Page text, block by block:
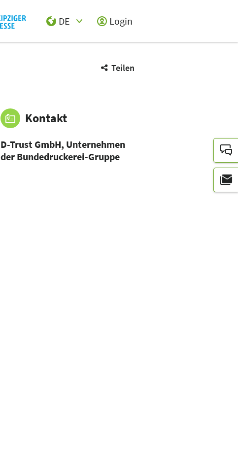
DE
Login
Teilen
Kontakt
D-Trust GmbH, Unternehmen
der Bundedruckerei-Gruppe